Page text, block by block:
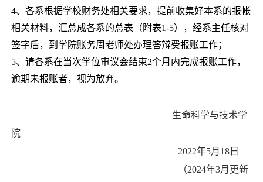
4、各系根据学校财务处相关要求，提前收集好本系的报帐
相关材料，汇总成各系的总表（附表1-5），经系主任核对
签字后，到学院账务周老师处办理答辩费报账工作；
5、请各系在当次学位审议会结束2个月内完成报账工作，
逾期未报账者，视为放弃。
生命科学与技术学
院
2022年5月 18 日
（2024年3月更新